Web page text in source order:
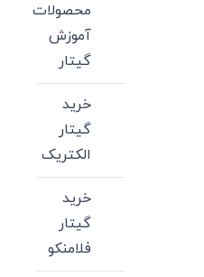
محصولات
آموزش
گیتار
خرید
گیتار
الکتریک
خرید
گیتار
فلامنکو